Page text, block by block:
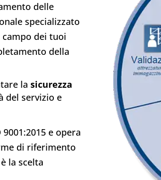
delle
specializzato
campo dei tuoi
della
la sicurezza
del servizio e
e opera
di riferimento
la scelta